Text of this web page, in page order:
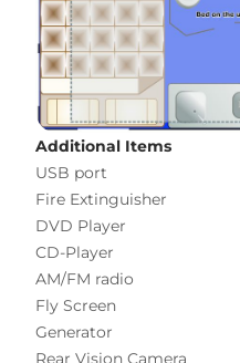
Additional Items
USB port
Fire Extinguisher
DVD Player
CD-Player
AM/FM radio
Fly Screen
Generator
Rear Vision Camera